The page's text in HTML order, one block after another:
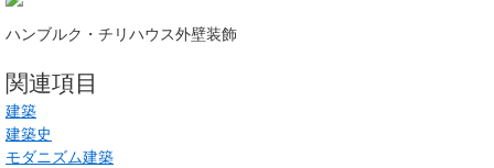
ハンブルク・チリハウス外壁装飾
関連項目
建築
建築史
モダニズム建築